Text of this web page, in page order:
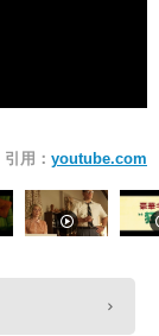
引用： youtube.com